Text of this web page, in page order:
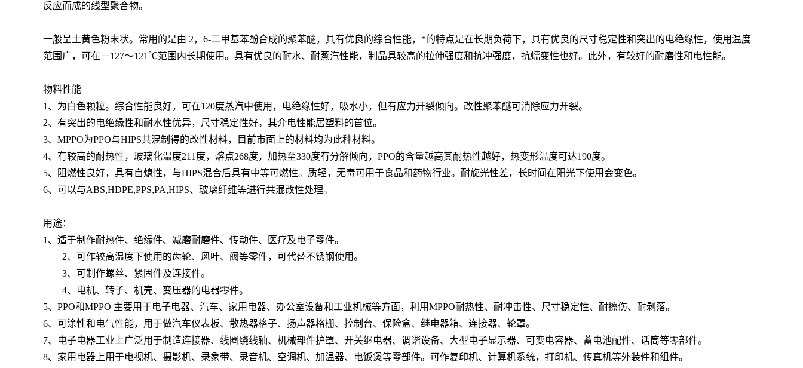
反应而成的线型聚合物。
一般呈土黄色粉末状。常用的是由 2，6-二甲基苯酚合成的聚苯醚，具有优良的综合性能，*的特点是在长期负荷下，具有优良的尺寸稳定性和突出的电绝缘性，使用温度
范围广，可在－127～121℃范围内长期使用。具有优良的耐水、耐蒸汽性能，制品具较高的拉伸强度和抗冲强度，抗蠕变性也好。此外，有较好的耐磨性和电性能。
物料性能
1、为白色颗粒。综合性能良好，可在120度蒸汽中使用，电绝缘性好，吸水小，但有应力开裂倾向。改性聚苯醚可消除应力开裂。
2、有突出的电绝缘性和耐水性优异，尺寸稳定性好。其介电性能居塑料的首位。
3、MPPO为PPO与HIPS共混制得的改性材料，目前市面上的材料均为此种材料。
4、有较高的耐热性，玻璃化温度211度，熔点268度，加热至330度有分解倾向，PPO的含量越高其耐热性越好，热变形温度可达190度。
5、阻燃性良好，具有自熄性，与HIPS混合后具有中等可燃性。质轻，无毒可用于食品和药物行业。耐旋光性差，长时间在阳光下使用会变色。
6、可以与ABS,HDPE,PPS,PA,HIPS、玻璃纤维等进行共混改性处理。
用途：
1、适于制作耐热件、绝缘件、减磨耐磨件、传动件、医疗及电子零件。
2、可作较高温度下使用的齿轮、风叶、阀等零件，可代替不锈钢使用。
3、可制作螺丝、紧固件及连接件。
4、电机、转子、机壳、变压器的电器零件。
5、PPO和MPPO 主要用于电子电器、汽车、家用电器、办公室设备和工业机械等方面，利用MPPO耐热性、耐冲击性、尺寸稳定性、耐擦伤、耐剥落。
6、可涂性和电气性能，用于做汽车仪表板、散热器格子、扬声器格栅、控制台、保险盒、继电器箱、连接器、轮罩。
7、电子电器工业上广泛用于制造连接器、线圈绕线轴、机械部件护罩、开关继电器、调谐设备、大型电子显示器、可变电容器、蓄电池配件、话筒等零部件。
8、家用电器上用于电视机、摄影机、录象带、录音机、空调机、加温器、电饭煲等零部件。可作复印机、计算机系统，打印机、传真机等外装件和组件。